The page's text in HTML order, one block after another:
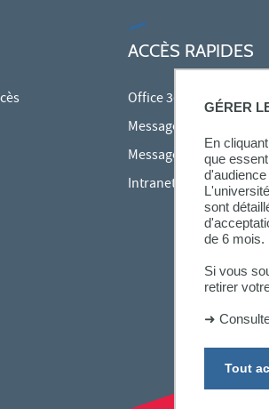
GÉRER
En
que
sont
de 6 mois.
Si vous
retirer
➜
Tout
ACCÈS RAPIDES
Office 365
Messagerie des
Messagerie étudiante
Intranet des personnels